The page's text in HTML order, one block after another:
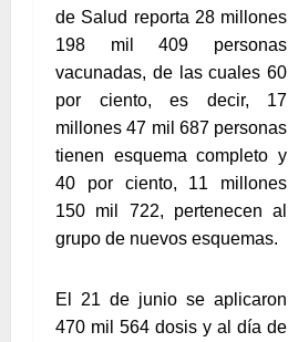
de Salud reporta 28 millones
198 mil 409 personas
vacunadas, de las cuales 60
por ciento, es decir, 17
millones 47 mil 687 personas
tienen esquema completo y
40 por ciento, 11 millones
150 mil 722, pertenecen al
grupo de nuevos esquemas.
El 21 de junio se aplicaron
470 mil 564 dosis y al día de